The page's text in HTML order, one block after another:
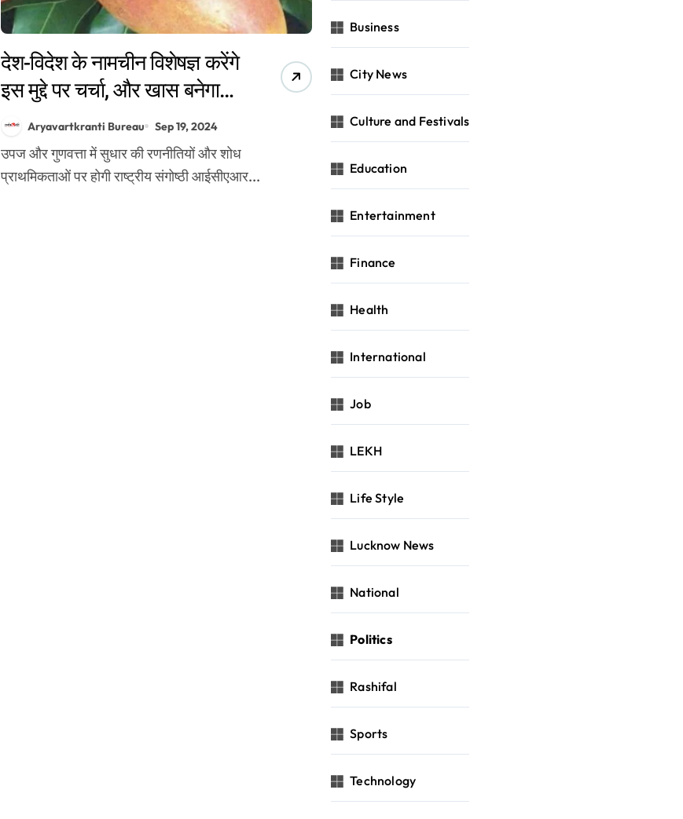
देश-विदेश के नामचीन विशेषज्ञ करेंगे
इस मुद्दे पर चर्चा, और खास बनेगा
फलों का राजा आम
Aryavartkranti Bureau Sep 19, 2024
उपज और गुणवत्ता में सुधार की रणनीतियों और शोध
प्राथमिकताओं पर होगी राष्ट्रीय संगोष्ठी आईसीएआर...
Business
City News
Culture and Festivals
Education
Entertainment
Finance
Health
International
Job
LEKH
Life Style
Lucknow News
National
Politics
Rashifal
Sports
Technology